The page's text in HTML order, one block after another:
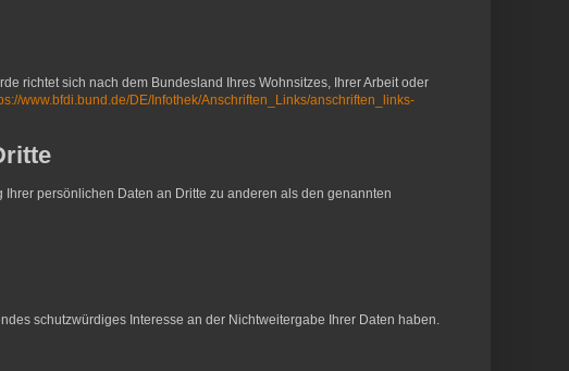
richtet sich nach dem Bundesland Ihres Wohnsitzes, Ihrer Arbeit oder
www.bfdi.bund.de/DE/Infothek/Anschriften_Links/anschriften_links-
persönlichen Daten an Dritte zu anderen als den genannten
schutzwürdiges Interesse an der Nichtweitergabe Ihrer Daten haben.